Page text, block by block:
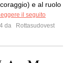
e al ruolo
il seguito
da
Rottasudovest